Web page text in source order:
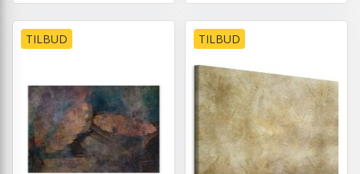
TILBUD TILBUD